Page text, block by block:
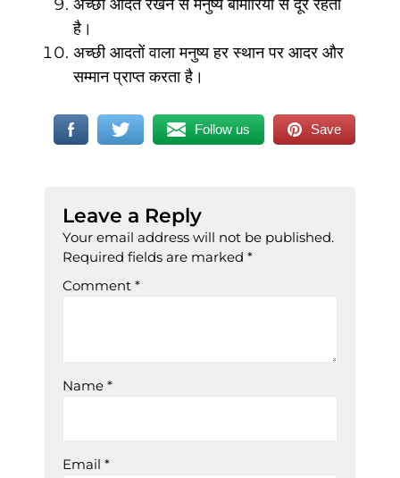
अच्छी आदतें रखने से मनुष्य बीमारियों से दूर रहता
है।
अच्छी आदतों वाला मनुष्य हर स्थान पर आदर और
सम्मान प्राप्त करता है।
Follow us Save
Leave a Reply
Your email address will not be published.
Required fields are marked *
Comment *
Name *
Email *